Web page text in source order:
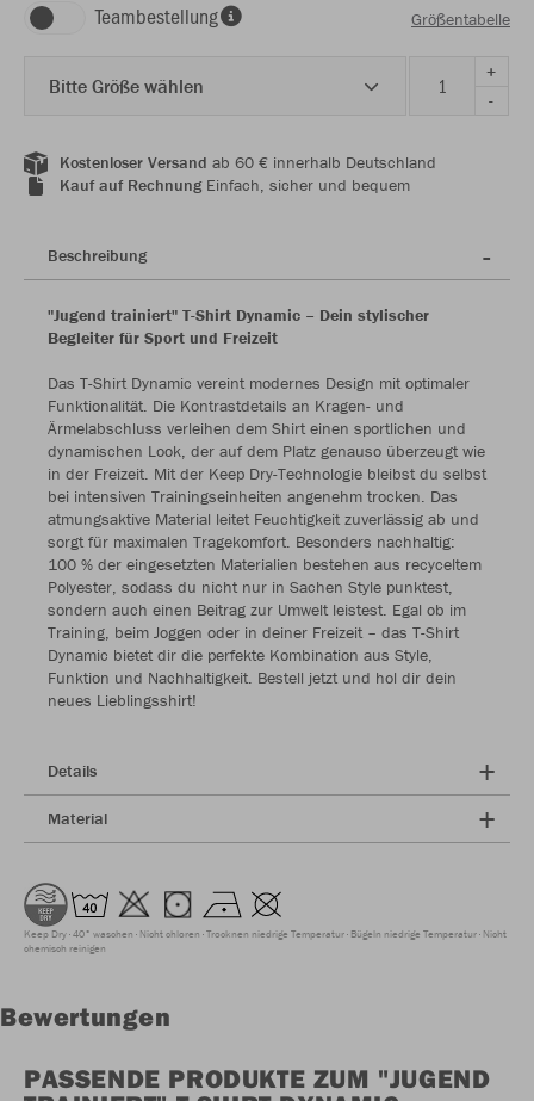
Teambestellung Größentabelle
Bitte Größe wählen
+
-
Kostenloser Versand ab 60 € innerhalb Deutschland
Kauf auf RechnungEinfach, sicher und bequem
Beschreibung
"Jugend trainiert" T-Shirt Dynamic – Dein stylischer
Begleiter für Sport und Freizeit
Das T-Shirt Dynamic vereint modernes Design mit optimaler
Funktionalität. Die Kontrastdetails an Kragen- und
Ärmelabschluss verleihen dem Shirt einen sportlichen und
dynamischen Look, der auf dem Platz genauso überzeugt wie
in der Freizeit. Mit der Keep Dry-Technologie bleibst du selbst
bei intensiven Trainingseinheiten angenehm trocken. Das
atmungsaktive Material leitet Feuchtigkeit zuverlässig ab und
sorgt für maximalen Tragekomfort. Besonders nachhaltig:
100 % der eingesetzten Materialien bestehen aus recyceltem
Polyester, sodass du nicht nur in Sachen Style punktest,
sondern auch einen Beitrag zur Umwelt leistest. Egal ob im
Training, beim Joggen oder in deiner Freizeit – das T-Shirt
Dynamic bietet dir die perfekte Kombination aus Style,
Funktion und Nachhaltigkeit. Bestell jetzt und hol dir dein
neues Lieblingsshirt!
Details
Material
Keep Dry 40° waschen Nicht chloren Trocknen niedrige Temperatur Bügeln niedrige Temperatur Nicht
chemisch reinigen
Bewertungen
PASSENDE PRODUKTE ZUM "JUGEND